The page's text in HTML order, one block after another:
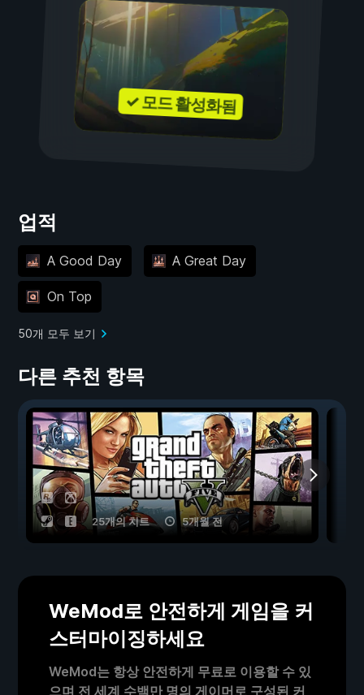
✓ 모드 활성화됨
업적
A Good Day A Great Day
On Top
50개 모두 보기
다른 추천 항목
25개의 치트 5개월 전
WeMod로 안전하게 게임을 커
스터마이징하세요
WeMod는 항상 안전하게 무료로 이용할 수 있
으며 전 세계 수백만 명의 게이머로 구성된 커